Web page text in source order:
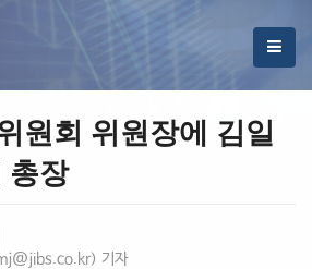
원회 위원장에 김일
총장
) 기자